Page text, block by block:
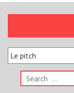
Search
for: